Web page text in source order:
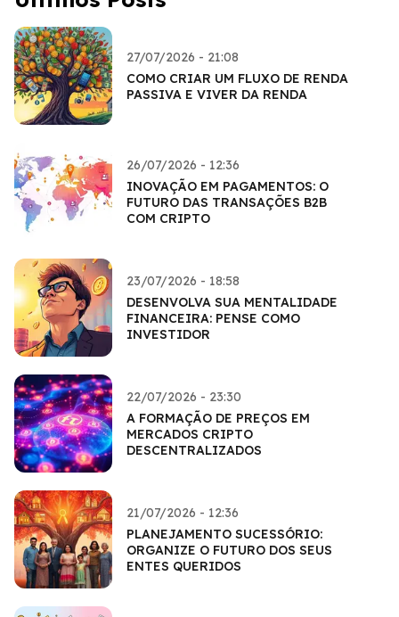
27/07/2026 - 21:08
COMO CRIAR UM FLUXO DE RENDA
PASSIVA E VIVER DA RENDA
26/07/2026 - 12:36
INOVAÇÃO EM PAGAMENTOS: O
FUTURO DAS TRANSAÇÕES B2B
COM CRIPTO
23/07/2026 - 18:58
DESENVOLVA SUA MENTALIDADE
FINANCEIRA: PENSE COMO
INVESTIDOR
22/07/2026 - 23:30
A FORMAÇÃO DE PREÇOS EM
MERCADOS CRIPTO
DESCENTRALIZADOS
21/07/2026 - 12:36
PLANEJAMENTO SUCESSÓRIO:
ORGANIZE O FUTURO DOS SEUS
ENTES QUERIDOS